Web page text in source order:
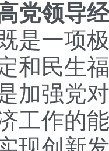
领导经
一项极
和民生
加强党
作的能